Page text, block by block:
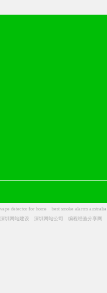
vape detector for home best smoke alarms australia
深圳网站建设
深圳网站公司 编程经验分享网